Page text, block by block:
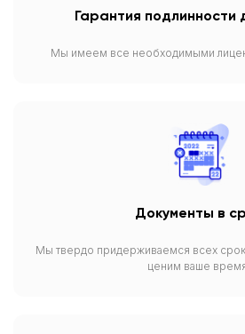
Гарантия подлинности
Мы имеем все необходимыми
Документы в
Мы твердо придерживаемся всех
ценим ваше